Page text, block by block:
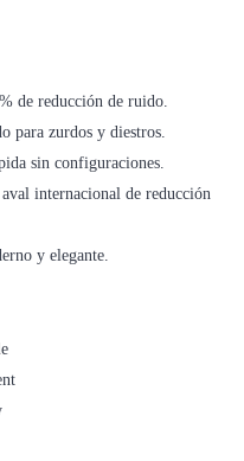
de reducción de ruido.
para zurdos y diestros.
sin configuraciones.
aval internacional de reducción
y elegante.